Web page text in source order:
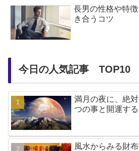
長男の性格や特
き合うコツ
今日の人気記事 TOP10
満月の夜に、絶
つの事と開運す
風水からみる財